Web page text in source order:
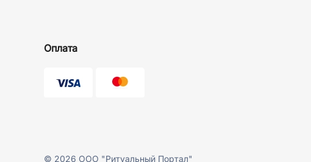
Оплата
© 2026 ООО "Ритуальный Портал"